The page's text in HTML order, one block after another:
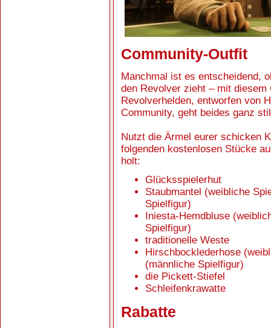
Community-Outfit
Manchmal ist es entscheidend,
den Revolver zieht – mit
Revolverhelden, entworfen von
Community, geht beides ganz
Nutzt die Ärmel eurer schicken
folgenden kostenlosen Stücke
holt:
Glücksspielerhut
Staubmantel (weibliche
Spielfigur)
Iniesta-Hemdbluse
Spielfigur)
traditionelle Weste
Hirschbocklederhose
(männliche Spielfigur)
die Pickett-Stiefel
Schleifenkrawatte
Rabatte